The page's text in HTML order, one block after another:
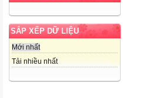
SẮP XẾP DỮ LIỆU
Mới nhất
Tải nhiều nhất